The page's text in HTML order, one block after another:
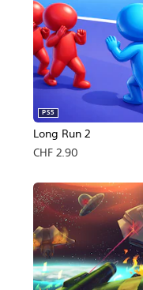
Long Run 2
PS5
CHF 2.90